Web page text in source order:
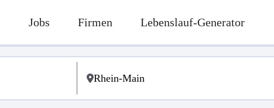
Jobs Firmen Lebenslauf-Generator